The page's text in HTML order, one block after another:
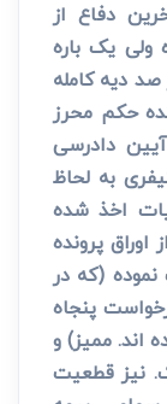
دفاع از
یک باره
صد دیه کامله
حکم محرز
272 قانون آیین دادرسی
به لحاظ
اخذ شده
پرونده
(که در
پنجاه
اند. ممیز) و
نیز قطعیت